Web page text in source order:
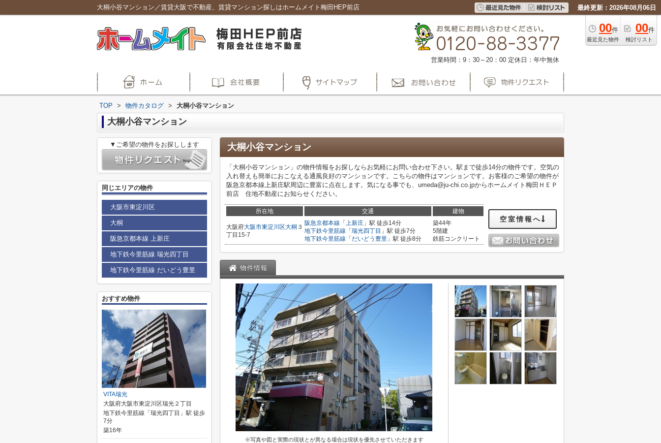
大桐小谷マンション／賃貸大阪で不動産、賃貸マンション探しはホームメイト梅田HEP前店 最終更新：2026年08月06日
00件
最近見た物件
00件
検討リスト
営業時間：9：30～20：00 定休日：年中無休
TOP > 物件カタログ > 大桐小谷マンション
大桐小谷マンション
大桐小谷マンション
「大桐小谷マンション」の物件情報をお探しならお気軽にお問い合わせ下さい。駅まで徒歩14分の物件です。空気の
入れ替えも簡単におこなえる通風良好のマンションです。こちらの物件はマンションです。お客様のご希望の物件が
阪急京都本線上新庄駅周辺に豊富に点在します。気になる事でも、umeda@ju-chi.co.jpからホームメイト梅田ＨＥＰ
前店 住地不動産にお知らせください。
所在地 交通 建物
大阪府大阪市東淀川区大桐 ３
丁目15-7
阪急京都本線 「 上新庄 」駅 徒歩14分
地下鉄今里筋線 「 瑞光四丁目 」駅 徒歩7分
地下鉄今里筋線 「 だいどう豊里 」駅 徒歩8分
築44年
5階建
鉄筋コンクリート
空室情報へ
物件情報
※写真や図と実際の現状とが異なる場合は現状を優先させていただきます
▼ご希望の物件をお探しします
同じエリアの物件
大阪市東淀川区
大桐
阪急京都本線 上新庄
地下鉄今里筋線 瑞光四丁目
地下鉄今里筋線 だいどう豊里
おすすめ物件
VITA瑞光
大阪府大阪市東淀川区瑞光２丁目
地下鉄今里筋線「瑞光四丁目」駅 徒歩
7分
築16年